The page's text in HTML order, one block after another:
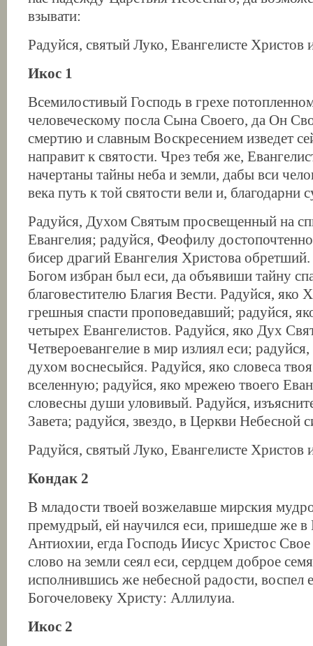
взывати:
Радуйся, святый Луко, Евангелисте Христов
Икос 1
Всемилостивый Господь в грехе
человеческому посла Сына Своего, да Он
смертию и славным Воскресением изведет
направит к святости. Чрез тебя же,
начертаны тайны неба и земли, дабы вси
века путь к той святости вели и, благодарни
Радуйся, Духом Святым просвещенный на
Евангелия; радуйся, Феофилу
бисер драгий Евангелия Христова
Богом избран был еси, да объявиши тайну
благовестителю Благия Вести. Радуйся, яко
грешныя спасти проповедавший; радуйся,
четырех Евангелистов. Радуйся, яко Дух
Четвероевангелие в мир излиял еси;
духом воснесыйся. Радуйся, яко словеса
вселенную; радуйся, яко мрежею твоего
словесны души уловивый. Радуйся,
Завета; радуйся, звездо, в Церкви Небесной
Радуйся, святый Луко, Евангелисте Христов
Кондак 2
В младости твоей возжелавше мирския
премудрый, ей научился еси, пришедше же в
Антиохии, егда Господь Иисус Христос
слово на земли сеял еси, сердцем доброе
исполнившись же небесной радости, воспел
Богочеловеку Христу: Аллилуиа.
Икос 2